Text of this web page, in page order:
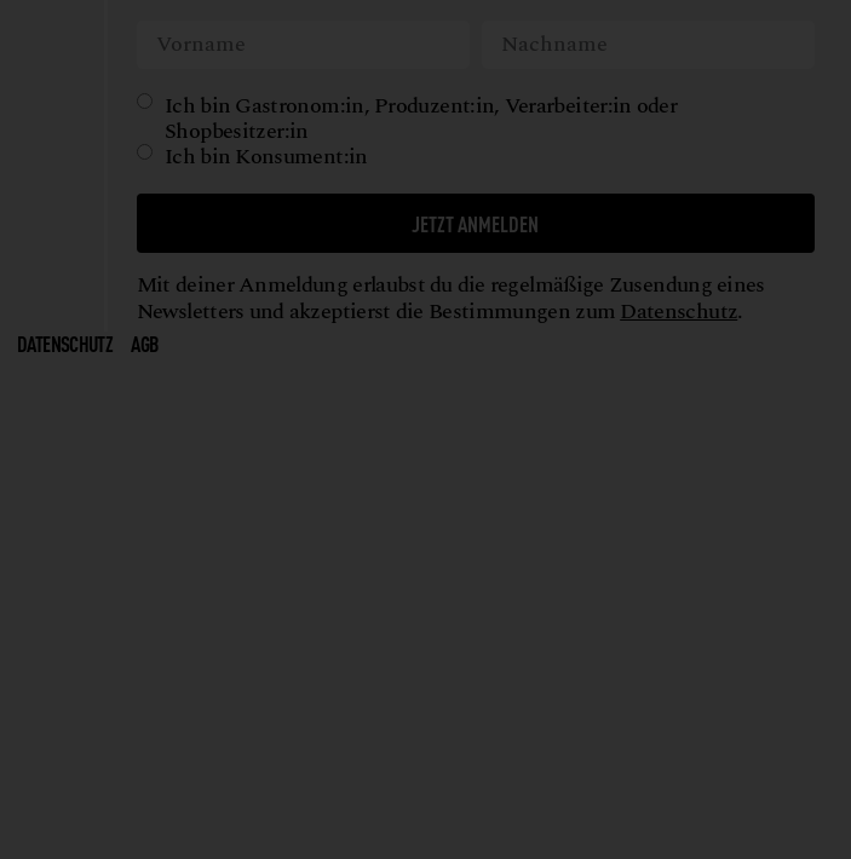
Ich bin Gastronom:in, Produzent:in, Verarbeiter:in oder
Shopbesitzer:in
Ich bin Konsument:in
JETZT ANMELDEN
Mit deiner Anmeldung erlaubst du die regelmäßige Zusendung eines
Newsletters und akzeptierst die Bestimmungen zumDatenschutz.
DATENSCHUTZ AGB